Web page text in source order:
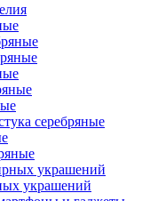
серебряные
украшений